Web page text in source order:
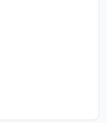
המרכז פתוח לקהל הרחב,